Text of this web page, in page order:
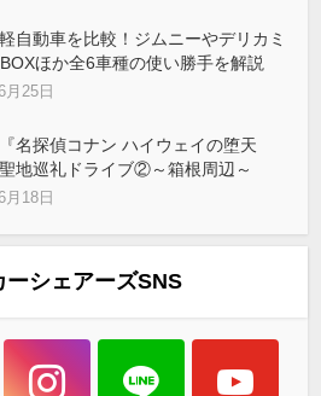
自動車を比較！ジムニーやデリカミ
ほか全6車種の使い勝手を解説
月25日
名探偵コナン ハイウェイの堕天
地巡礼ドライブ②～箱根周辺～
月18日
ーシェアーズSNS